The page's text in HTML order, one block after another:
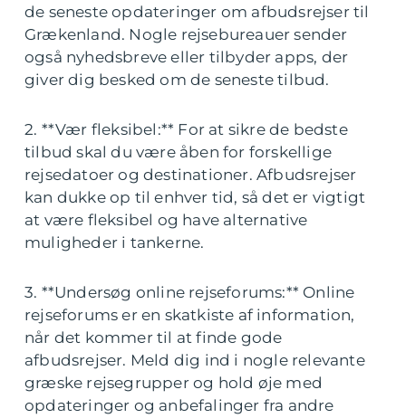
de seneste opdateringer om afbudsrejser til
Grækenland. Nogle rejsebureauer sender
også nyhedsbreve eller tilbyder apps, der
giver dig besked om de seneste tilbud.
2. **Vær fleksibel:** For at sikre de bedste
tilbud skal du være åben for forskellige
rejsedatoer og destinationer. Afbudsrejser
kan dukke op til enhver tid, så det er vigtigt
at være fleksibel og have alternative
muligheder i tankerne.
3. **Undersøg online rejseforums:** Online
rejseforums er en skatkiste af information,
når det kommer til at finde gode
afbudsrejser. Meld dig ind i nogle relevante
græske rejsegrupper og hold øje med
opdateringer og anbefalinger fra andre